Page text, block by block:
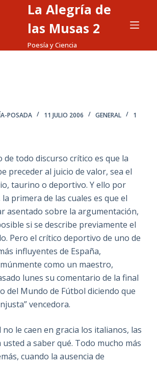
La Alegría de
las Musas 2
Poesía y Ciencia
POSADA 11 JULIO 2006 GENERAL
1
de todo discurso crítico es que la
preceder al juicio de valor, sea el
taurino o deportivo. Y ello por
primera de las cuales es que el
asentado sobre la argumentación,
si se describe previamente el
Pero el crítico deportivo de uno de
influyentes de España,
como un maestro,
lunes su comentario de la final
del Mundo de Fútbol diciendo que
vencedora.
no le caen en gracia los italianos, las
usted a saber qué. Todo mucho más
cuando la ausencia de